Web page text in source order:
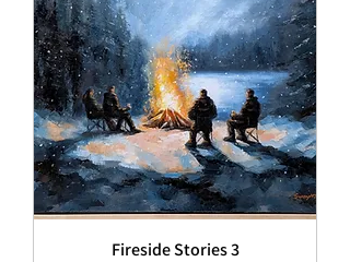
Fireside Stories 3